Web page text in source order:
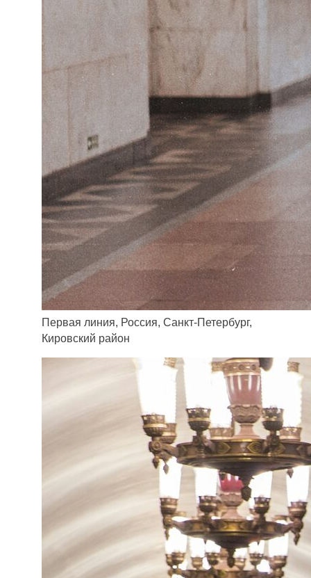
Первая линия, Россия, Санкт-Петербург,
Кировский район